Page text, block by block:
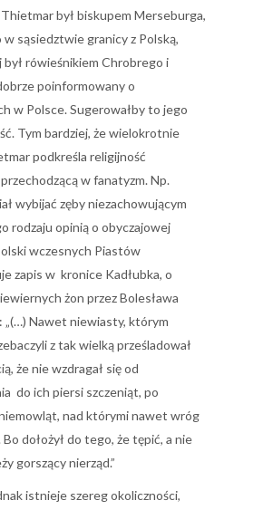
Thietmar był biskupem Merseburga,
w sąsiedztwie granicy z Polską,
był rówieśnikiem Chrobrego i
poinformowany o
w Polsce. Sugerowałby to jego
Tym bardziej, że wielokrotnie
podkreśla religijność
w fanatyzm. Np.
wybijać zęby niezachowującym
rodzaju opinią o obyczajowej
wczesnych Piastów
zapis w kronice Kadłubka, o
żon przez Bolesława
„(…) Nawet niewiasty, którym
z tak wielką prześladował
że nie wzdragał się od
do ich piersi szczeniąt, po
nad którymi nawet wróg
Bo dołożył do tego, że tępić, a nie
gorszący nierząd.”
istnieje szereg okoliczności,